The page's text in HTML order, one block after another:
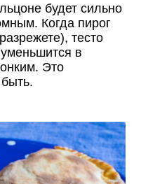
будет сильно
Когда пирог
тесто
в
Это